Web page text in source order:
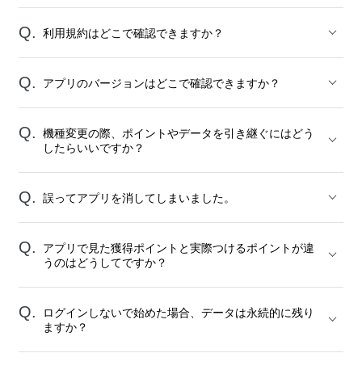
利用規約はどこで確認できますか？
アプリのバージョンはどこで確認できますか？
機種変更の際、ポイントやデータを引き継ぐにはどう
したらいいですか？
誤ってアプリを消してしまいました。
アプリで見た獲得ポイントと実際つけるポイントが違
うのはどうしてですか？
ログインしないで始めた場合、データは永続的に残り
ますか？